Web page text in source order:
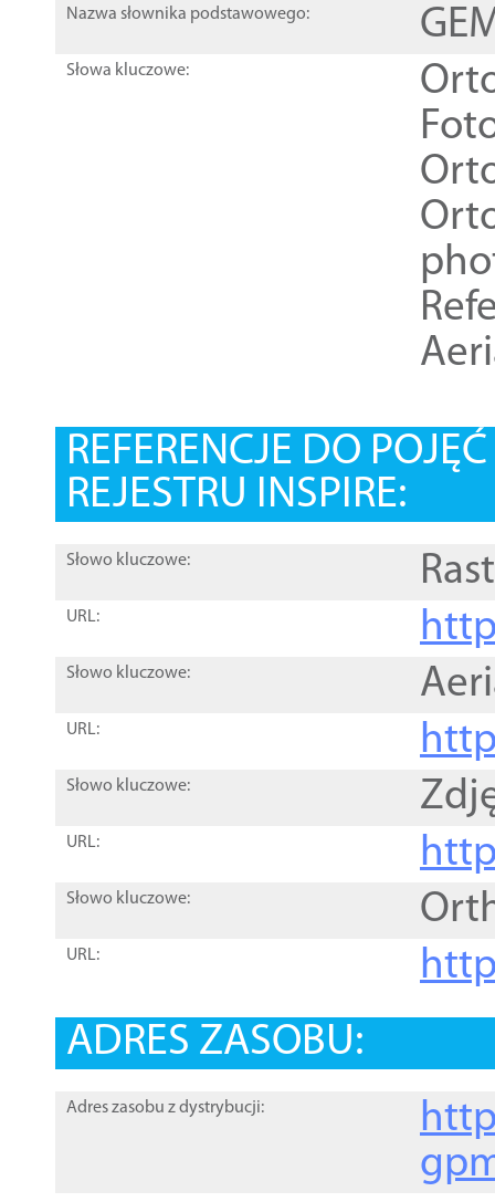
Nazwa słownika podstawowego:
Słowa kluczowe:
REFERENCJE DO
REJESTRU INSPIRE:
Słowo kluczowe:
URL:
Słowo kluczowe:
URL:
Słowo kluczowe:
URL:
Słowo kluczowe:
URL:
ADRES ZASOBU:
Adres zasobu z dystrybucji: